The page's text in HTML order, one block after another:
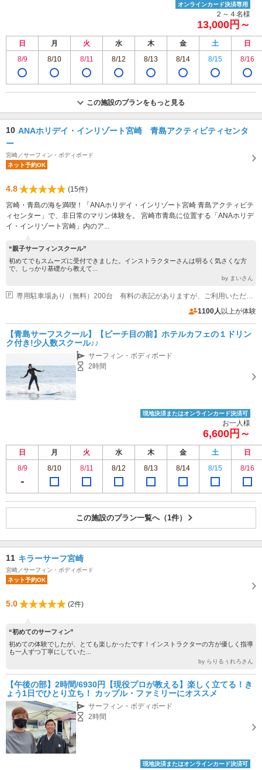
オンラインカード決済専用
２～４名様
13,000円～
日 月 火 水 木 金 土
日
8/9
8/10 8/11 8/12 8/13 8/14 8/15 8/16
この施設のプランをもっと見る
10 ANAホリデイ・インリゾート宮崎 青島アクティビティセンタ
ー
宮崎／サーフィン・ボディボード
ネット予約OK
4.8
(15件)
宮崎・青島の海を満喫！「ANAホリデイ・インリゾート宮崎 青島アクティビテ
ィセンター」で、非日常のマリン体験を。 宮崎市青島に位置する「ANAホリデ
イ・インリゾート宮崎」内のア...
“親子サーフィンスクール”
初めてでもスムーズに受付できました。インストラクターさんは明るく気さくな方
で、しっかり基礎から教えて...
by まいさん
1100人 以上が体験
【青島サーフスクール】【ビーチ目の前】ホテルカフェの１ドリン
ク付き!少人数スクール♪♪
サーフィン・ボディボード
2時間
現地決済またはオンラインカード決済可
お一人様
6,600円～
日 月 火 水 木 金 土
日
8/9
8/10 8/11 8/12 8/13 8/14 8/15 8/16
この施設のプラン一覧へ（1件）
11 キラーサーフ宮崎
宮崎／サーフィン・ボディボード
ネット予約OK
5.0 (2件)
“初めてのサーフィン”
初めての体験でしたが、とても楽しかったです！インストラクターの方が優しく指導
も一人ずつ丁寧にしていた...
by らりるぅれろさん
【午後の部】2時間/6930円【現役プロが教える】楽しく立てる！き
ょう1日でひとり立ち！ カップル・ファミリーにオススメ
サーフィン・ボディボード
2時間
現地決済またはオンラインカード決済可